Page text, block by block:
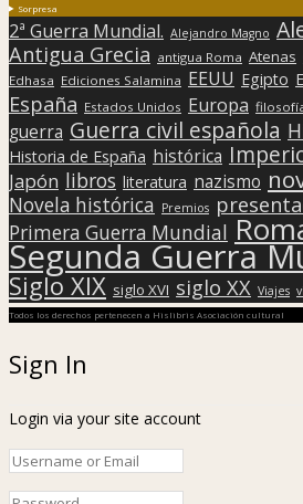
Sorpresa
2ª Guerra Mundial. Alejandro Magno
Antigua Grecia antigua Roma Atenas
Edhasa Ediciones Salamina EEUU Egipto
España Estados Unidos Europa
guerra Guerra civil española
Historia de España histórica
Japón libros literatura nazismo
Novela histórica Premios
Primera Guerra Mundial
Segunda Guerra
Siglo XIX siglo XVI siglo XX Viajes
Todos los derechos pertenecen a Hislibris Asociación cultural
Sign In
Login via your site account